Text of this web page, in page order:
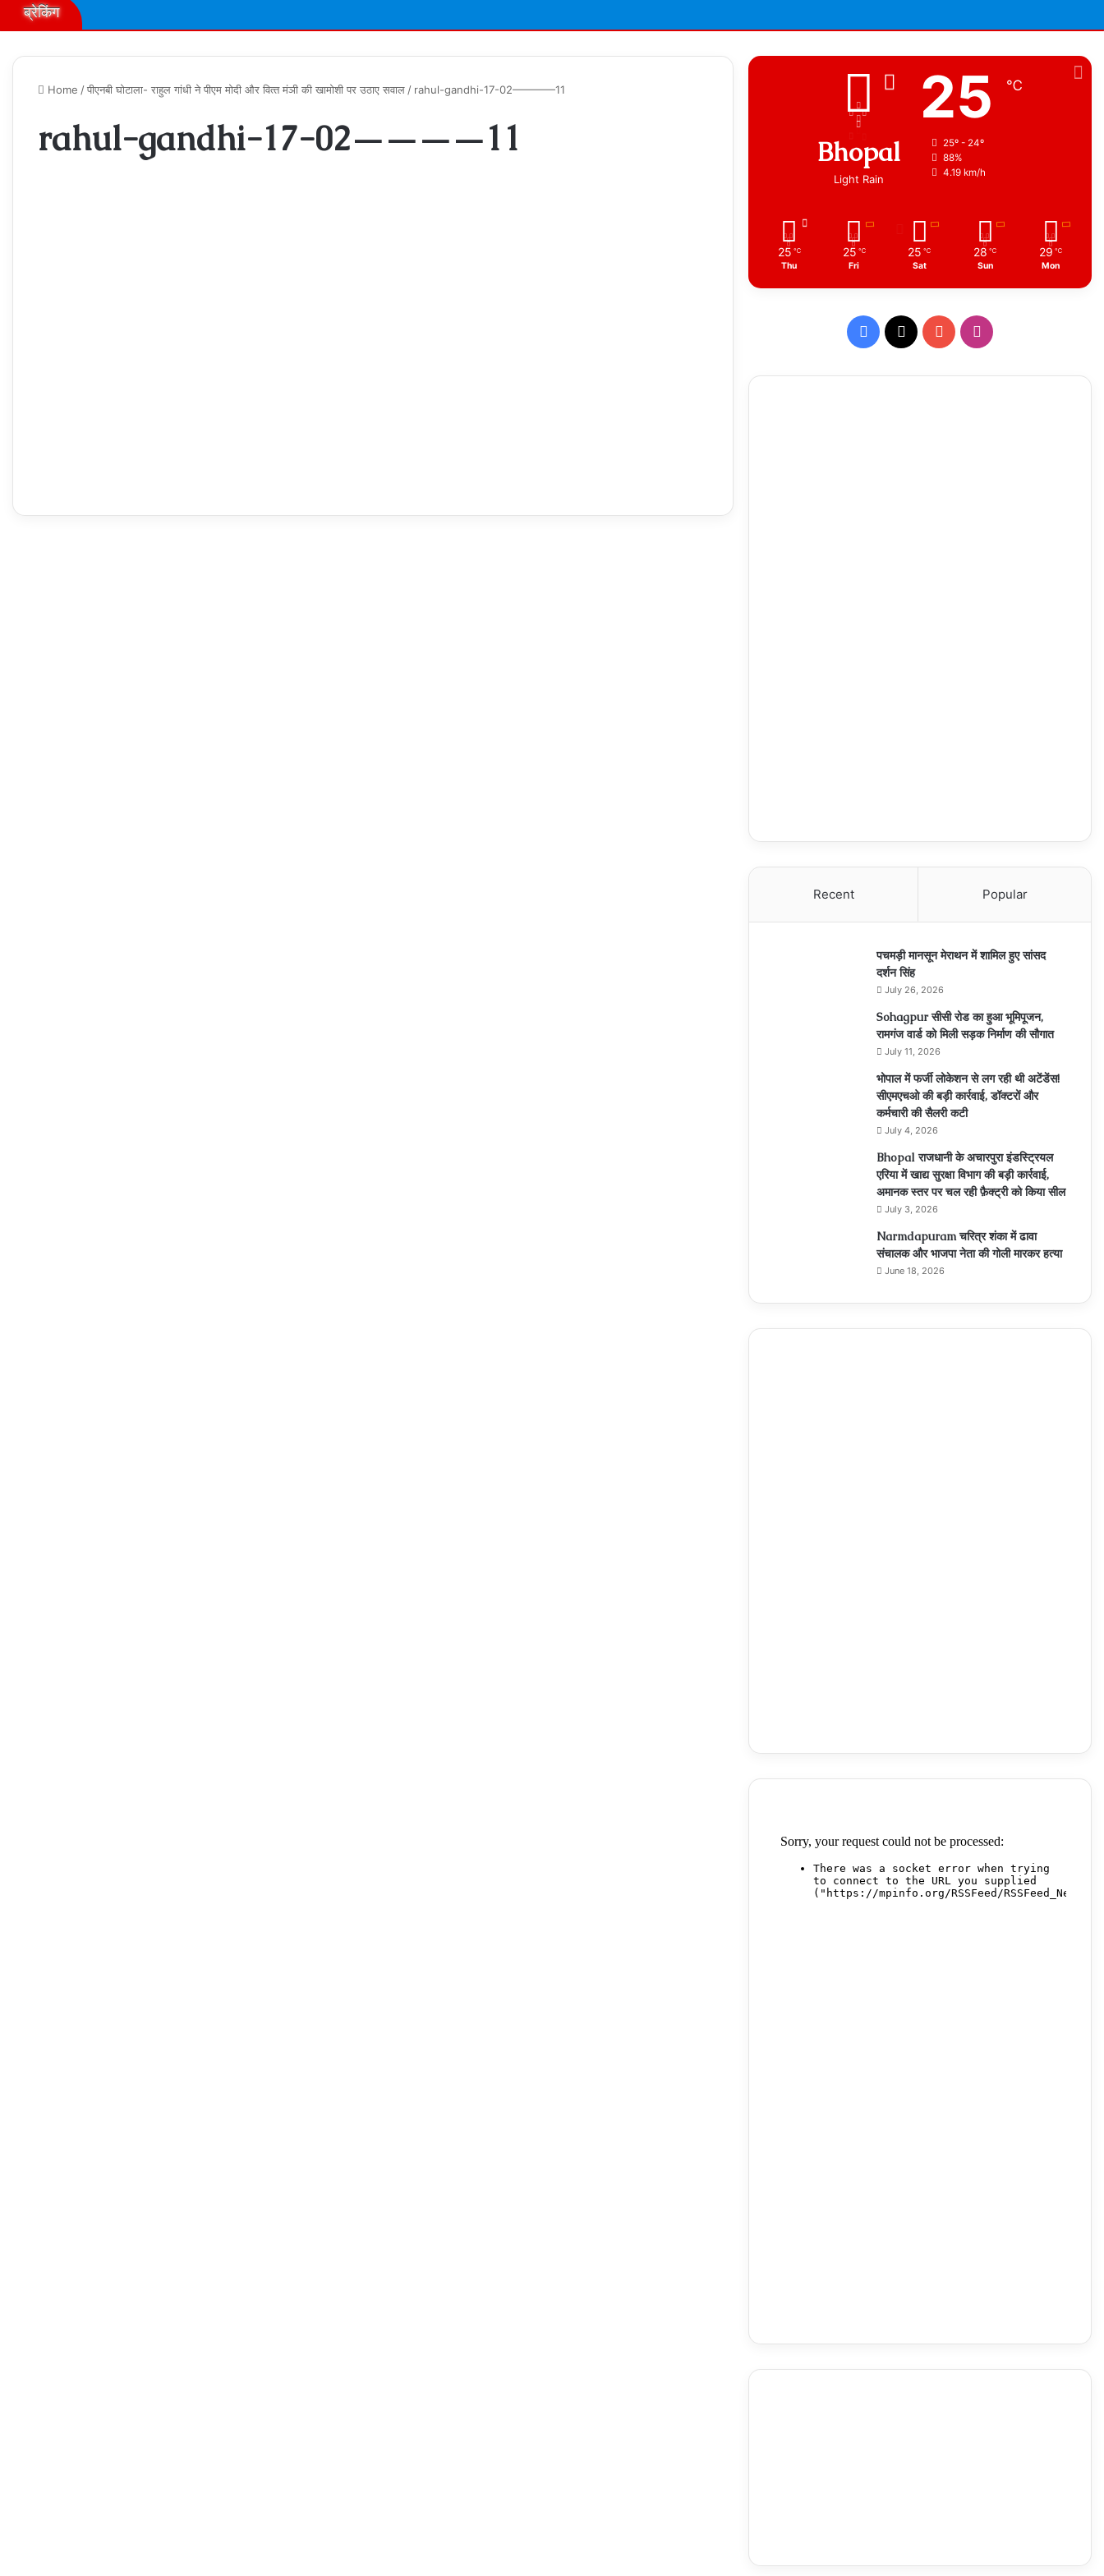
ब्रेकिंग
Home /पीएनबी घोटाला- राहुल गांधी ने पीएम मोदी और वित्‍त मंञी की खामोशी पर उठाए सवाल / rahul-gandhi-17-02————11
rahul-gandhi-17-02————11 Bhopal
Light Rain
25 ℃
25º - 24º
88%
4.19 km/h
25 ℃
Thu
25 ℃
Fri
25 ℃
Sat
28 ℃
Sun
29 ℃
Mon
Facebook
X YouTubeInstagram
Recent Popular
पचमड़ी मानसून मेराथन में शामिल हुए सांसद
दर्शन सिंह
July 26, 2026
Sohagpur सीसी रोड का हुआ भूमिपूजन,
रामगंज वार्ड को मिली सड़क निर्माण की सौगात
July 11, 2026
भोपाल में फर्जी लोकेशन से लग रही थी अटेंडेंस!
सीएमएचओ की बड़ी कार्रवाई, डॉक्टरों और
कर्मचारी की सैलरी कटी
July 4, 2026
Bhopal राजधानी के अचारपुरा इंडस्ट्रियल
एरिया में खाद्य सुरक्षा विभाग की बड़ी कार्रवाई,
अमानक स्तर पर चल रही फ़ैक्ट्री को किया सील
July 3, 2026
Narmdapuram चरित्र शंका में ढावा
संचालक और भाजपा नेता की गोली मारकर हत्या
June 18, 2026